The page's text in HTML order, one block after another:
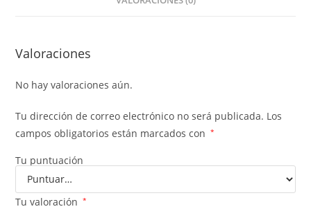
Valoraciones
No hay valoraciones aún.
Tu dirección de correo electrónico no será publicada. Los
campos obligatorios están marcados con
*
Tu puntuación
Tu valoración *